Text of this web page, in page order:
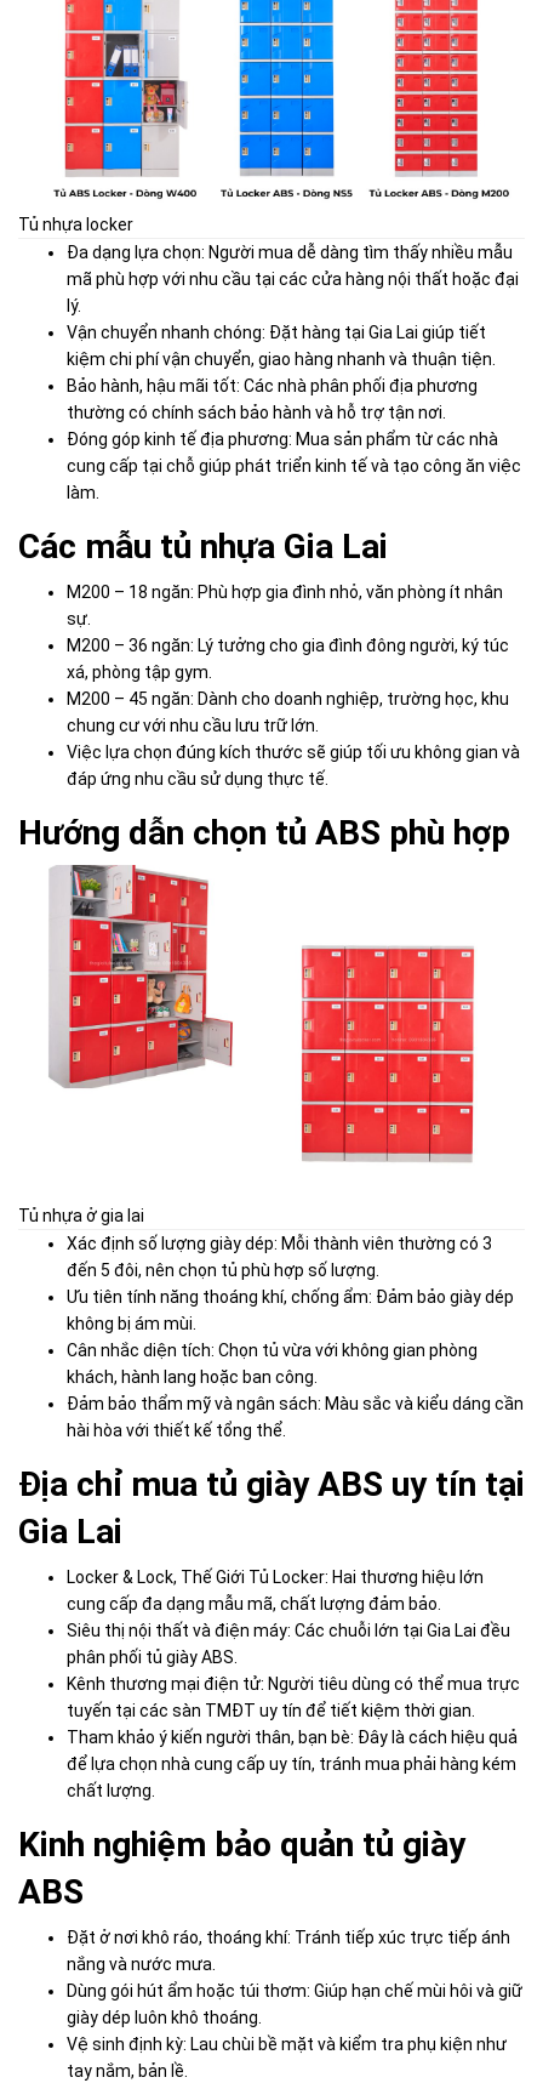
Tủ nhựa locker
Đa dạng lựa chọn: Người mua dễ dàng tìm thấy nhiều mẫu
mã phù hợp với nhu cầu tại các cửa hàng nội thất hoặc đại
lý.
Vận chuyển nhanh chóng: Đặt hàng tại Gia Lai giúp tiết
kiệm chi phí vận chuyển, giao hàng nhanh và thuận tiện.
Bảo hành, hậu mãi tốt: Các nhà phân phối địa phương
thường có chính sách bảo hành và hỗ trợ tận nơi.
Đóng góp kinh tế địa phương: Mua sản phẩm từ các nhà
cung cấp tại chỗ giúp phát triển kinh tế và tạo công ăn việc
làm.
Các mẫu tủ nhựa Gia Lai
M200 – 18 ngăn: Phù hợp gia đình nhỏ, văn phòng ít nhân
sự.
M200 – 36 ngăn: Lý tưởng cho gia đình đông người, ký túc
xá, phòng tập gym.
M200 – 45 ngăn: Dành cho doanh nghiệp, trường học, khu
chung cư với nhu cầu lưu trữ lớn.
Việc lựa chọn đúng kích thước sẽ giúp tối ưu không gian và
đáp ứng nhu cầu sử dụng thực tế.
Hướng dẫn chọn tủ ABS phù hợp
Tủ nhựa ở gia lai
Xác định số lượng giày dép: Mỗi thành viên thường có 3
đến 5 đôi, nên chọn tủ phù hợp số lượng.
Ưu tiên tính năng thoáng khí, chống ẩm: Đảm bảo giày dép
không bị ám mùi.
Cân nhắc diện tích: Chọn tủ vừa với không gian phòng
khách, hành lang hoặc ban công.
Đảm bảo thẩm mỹ và ngân sách: Màu sắc và kiểu dáng cần
hài hòa với thiết kế tổng thể.
Địa chỉ mua tủ giày ABS uy tín tại
Gia Lai
Locker & Lock, Thế Giới Tủ Locker: Hai thương hiệu lớn
cung cấp đa dạng mẫu mã, chất lượng đảm bảo.
Siêu thị nội thất và điện máy: Các chuỗi lớn tại Gia Lai đều
phân phối tủ giày ABS.
Kênh thương mại điện tử: Người tiêu dùng có thể mua trực
tuyến tại các sàn TMĐT uy tín để tiết kiệm thời gian.
Tham khảo ý kiến người thân, bạn bè: Đây là cách hiệu quả
để lựa chọn nhà cung cấp uy tín, tránh mua phải hàng kém
chất lượng.
Kinh nghiệm bảo quản tủ giày
ABS
Đặt ở nơi khô ráo, thoáng khí: Tránh tiếp xúc trực tiếp ánh
nắng và nước mưa.
Dùng gói hút ẩm hoặc túi thơm: Giúp hạn chế mùi hôi và giữ
giày dép luôn khô thoáng.
Vệ sinh định kỳ: Lau chùi bề mặt và kiểm tra phụ kiện như
tay nắm, bản lề.